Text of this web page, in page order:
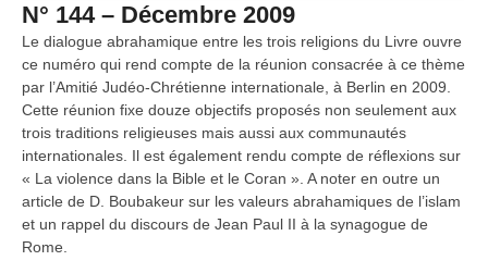
N° 144 – Décembre 2009
Le dialogue abrahamique entre les trois religions du Livre ouvre
ce numéro qui rend compte de la réunion consacrée à ce thème
par l’Amitié Judéo-Chrétienne internationale, à Berlin en 2009.
Cette réunion fixe douze objectifs proposés non seulement aux
trois traditions religieuses mais aussi aux communautés
internationales. Il est également rendu compte de réflexions sur
« La violence dans la Bible et le Coran ». A noter en outre un
article de D. Boubakeur sur les valeurs abrahamiques de l’islam
et un rappel du discours de Jean Paul II à la synagogue de
Rome.